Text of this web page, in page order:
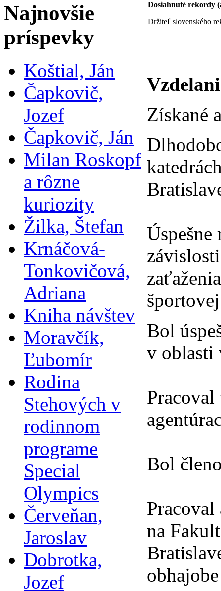
Najnovšie
príspevky
Koštial, Ján
Čapkovič,
Jozef
Čapkovič, Ján
Milan Roskopf
a rôzne
kuriozity
Žilka, Štefan
Krnáčová-
Tonkovičová,
Adriana
Kniha návštev
Moravčík,
Ľubomír
Rodina
Stehových v
rodinnom
programe
Special
Olympics
Červeňan,
Jaroslav
Dobrotka,
Jozef
Dosiahnuté rekordy
Držiteľ slovenského
Získané
Bol
v oblasti
Bol
na